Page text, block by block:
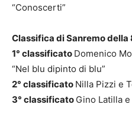
“Conoscerti”
Classifica di Sanremo della
1° classificato Domenico
“Nel blu dipinto di blu”
2° classificato Nilla Pizzi e
3° classificato Gino Latilla e